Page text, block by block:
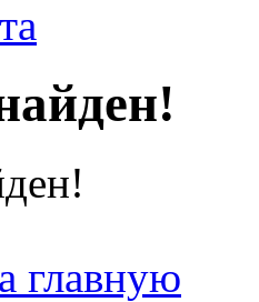
главную